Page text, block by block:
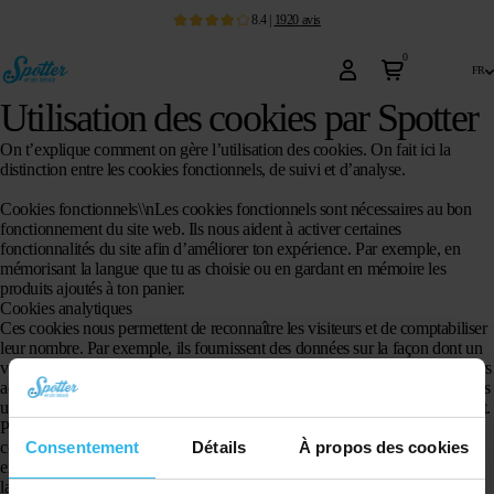
Consentement Détails À propos des cookies
8.4| 1920 avis
0
fr
Utilisation des cookies par Spotter
On t’explique comment on gère l’utilisation des cookies. On fait ici la
distinction entre les cookies fonctionnels, de suivi et d’analyse.
Cookies fonctionnels\\nLes cookies fonctionnels sont nécessaires au bon
fonctionnement du site web. Ils nous aident à activer certaines
fonctionnalités du site afin d’améliorer ton expérience. Par exemple, en
mémorisant la langue que tu as choisie ou en gardant en mémoire les
produits ajoutés à ton panier.
Cookies analytiques
Ces cookies nous permettent de reconnaître les visiteurs et de comptabiliser
leur nombre. Par exemple, ils fournissent des données sur la façon dont un
visiteur navigue sur notre site web et sur les canaux par lesquels les visiteurs
accèdent à notre site. Ces données nous aident à améliorer la navigation des
utilisateurs et à leur permettre de trouver plus facilement ce qu’ils cherchent.
Pour ces cookies, nous utilisons Google Analytics. Les informations
collectées par Google Analytics sont anonymisées autant que possible. Par
exemple, l’adresse IP n’est jamais affichée dans son intégralité par Google,
la dernière partie de l’adresse IP est masquée. Pour plus d’informations,